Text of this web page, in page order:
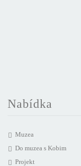
Nabídka
Muzea
Do muzea s Kobim
Projekt